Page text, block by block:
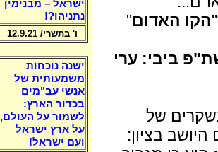
הקו האדום"
ביבי: ערי
של
בציון:
ישראל – מבנימין
נתניהו?!
ו' בתשרי/ 12.9.21
ישנה נוכחות
משמעותית של
אנשי עב"מים
בכדור הארץ:
לשמור על העולם,
על ארץ ישראל
ועם ישראל!